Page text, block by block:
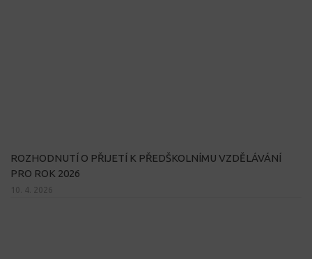
ROZHODNUTÍ O PŘIJETÍ K PŘEDŠKOLNÍMU VZDĚLÁVÁNÍ
PRO ROK 2026
10. 4. 2026